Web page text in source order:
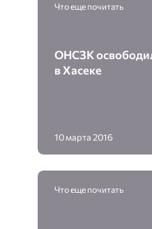
Что еще почитать
ОНСЗК
в Хасеке
10 марта 2016
Что еще почитать